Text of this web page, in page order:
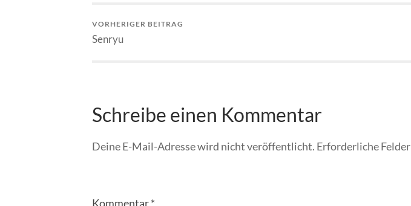
VORHERIGER BEITRAG
Senryu
Schreibe einen Kommentar
Deine E-Mail-Adresse wird nicht veröffentlicht. Erforderliche
Kommentar*